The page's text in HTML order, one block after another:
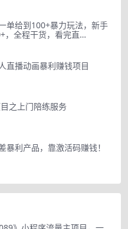
单给到100+暴力玩法，新手
，全程干货，看完直…
直播动画暴利赚钱项目
之上门陪练服务
暴利产品，靠激活码赚钱！